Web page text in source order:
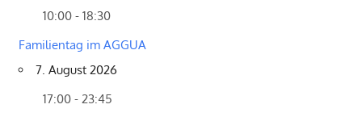
10:00 - 18:30
Familientag im AGGUA
7. August 2026
17:00 - 23:45